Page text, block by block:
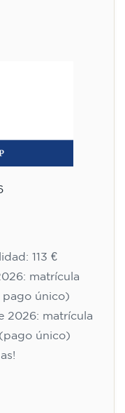
113 €
matrícula
pago único)
2026: matrícula
único)